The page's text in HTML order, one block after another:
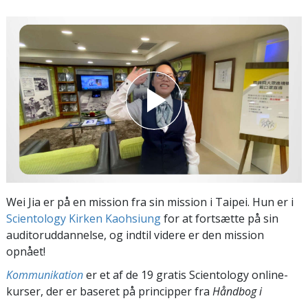
Wei Jia er på en mission fra sin mission i Taipei. Hun er i
Scientology Kirken Kaohsiungfor at fortsætte på sin
auditoruddannelse, og indtil videre er den mission
opnået!
Kommunikationer et af de 19 gratis Scientology online-
kurser, der er baseret på principper fra Håndbog i